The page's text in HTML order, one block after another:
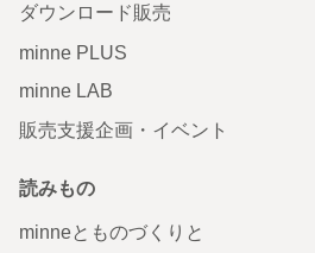
ダウンロード販売
minne PLUS
minne LAB
販売支援企画・イベント
読みもの
minneとものづくりと